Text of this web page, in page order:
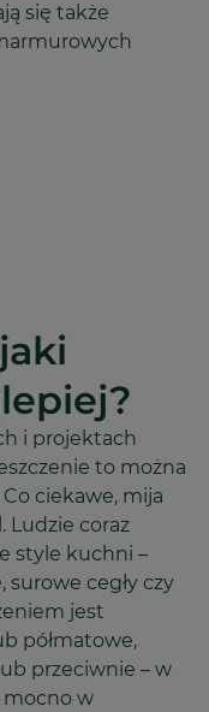
się także
i projektach
to można
ciekawe, mija
Ludzie coraz
style kuchni –
cegły czy
jest
półmatowe,
przeciwnie – w
mocno w